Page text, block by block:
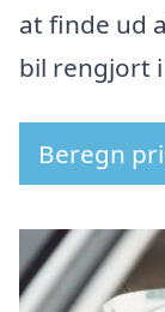
at finde ud
bil rengjort
Beregn